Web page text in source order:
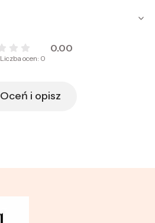
0.00
Liczba ocen: 0
Oceń i opisz